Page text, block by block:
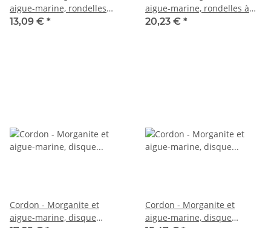
aigue-marine, rondelles
facettées 2x3mm multicolor,
13,09 € *
aigue-marine, rondelles à
facettes 3,5x5 mm
20,23 € *
Cordon - Morganite et
aigue-marine, disque
Cordon - Morganite et
aigue-marine, disque